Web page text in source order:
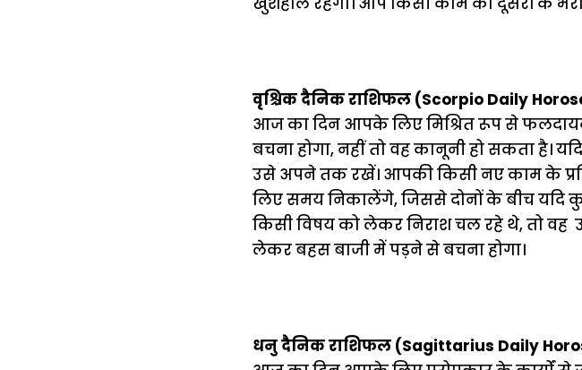
वृश्चिक दैनिक राशिफल (Scorpio Daily
आज का दिन आपके लिए मिश्रित रूप से
बचना होगा, नहीं तो वह कानूनी हो सकता है।
उसे अपने तक रखें। आपकी किसी नए काम के
लिए समय निकालेंगे, जिससे दोनों के बीच यदि कुछ
किसी विषय को लेकर निराश चल रहे थे, तो
लेकर बहस बाजी में पड़ने से बचना होगा।
धनु दैनिक राशिफल (Sagittarius Daily